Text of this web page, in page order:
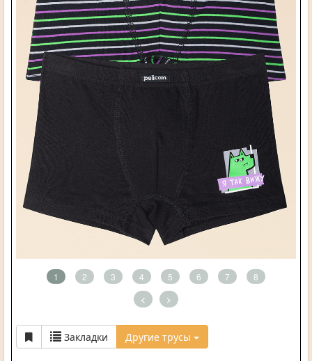
1 2 3 4 5 6 7 8
< >
Закладки Другие трусы